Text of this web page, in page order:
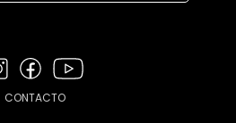
CONTACTO